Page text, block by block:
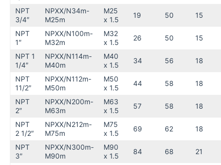
NPT
3/4″
NPXX/N34m-
M25m
M25
x 1.5
19 50 15
NPT
1″
NPXX/N100m-
M32m
M32
x 1.5
26 50 15
NPT 1
1/4″
NPXX/N114m-
M40m
M40
x 1.5
34 56 18
NPT
11/2″
NPXX/N112m-
M50m
M50
x 1.5
44 58 18
NPT
2″
NPXX/N200m-
M63m
M63
x 1.5
57 58 18
NPT
2 1/2″
NPXX/N212m-
M75m
M75
x 1.5
69 62 18
NPT
3″
NPXX/N300m-
M90m
M90
x 1.5
84 68 21